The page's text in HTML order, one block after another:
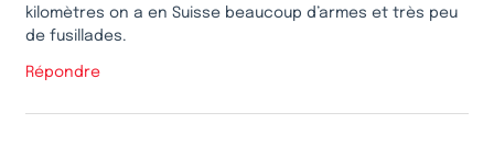
kilomètres on a en Suisse beaucoup d’armes et très peu
de fusillades.
Répondre